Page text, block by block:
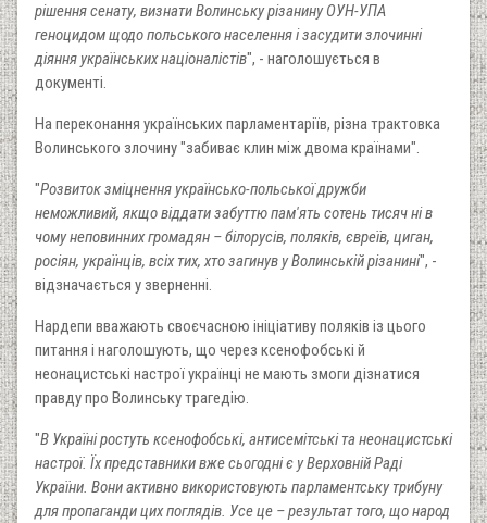
рішення сенату, визнати Волинську різанину ОУН-УПА
геноцидом щодо польського населення і засудити злочинні
діяння українських націоналістів", - наголошується в
документі.
На переконання українських парламентаріїв, різна трактовка
Волинського злочину "забиває клин між двома країнами".
"Розвиток зміцнення українсько-польської дружби
неможливий, якщо віддати забуттю пам'ять сотень тисяч ні в
чому неповинних громадян – білорусів, поляків, євреїв, циган,
росіян, українців, всіх тих, хто загинув у Волинській різанині", -
відзначається у зверненні.
Нардепи вважають своєчасною ініціативу поляків із цього
питання і наголошують, що через ксенофобські й
неонацистські настрої українці не мають змоги дізнатися
правду про Волинську трагедію.
"В Україні ростуть ксенофобські, антисемітські та неонацистські
настрої. Їх представники вже сьогодні є у Верховній Раді
України. Вони активно використовують парламентську трибуну
для пропаганди цих поглядів. Усе це – результат того, що народ